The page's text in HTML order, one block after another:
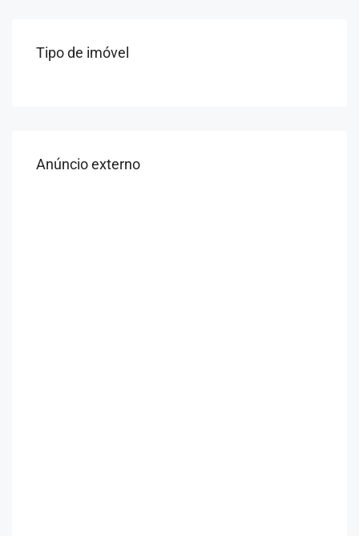
Tipo de imóvel
Anúncio externo